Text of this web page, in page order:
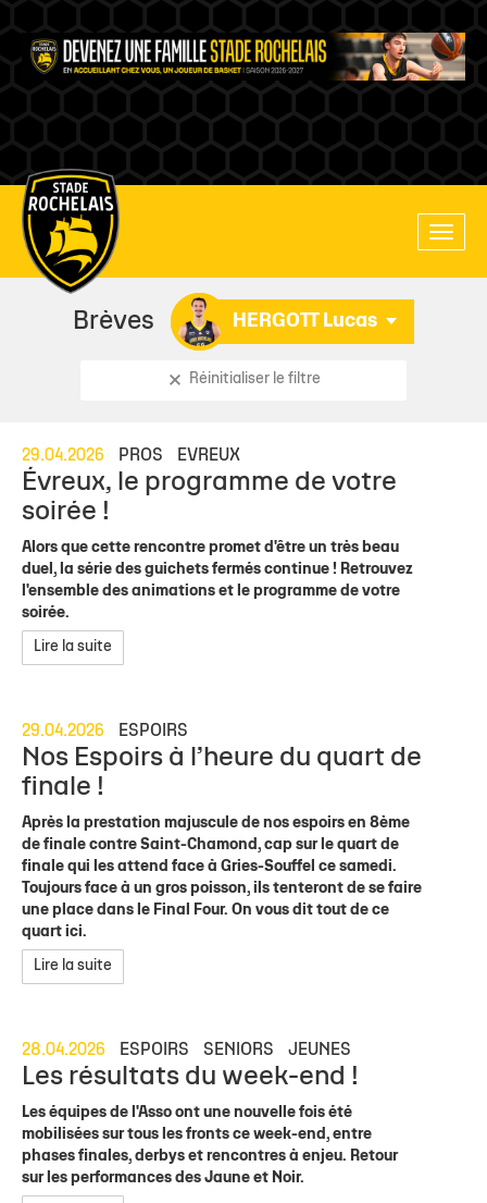
Main
site
navigation
Toggle
Brèves HERGOTT Lucas
Réinitialiser le filtre
29.04.2026 PROS EVREUX
Évreux, le programme de votre
soirée !
Alors que cette rencontre promet d'être un très beau
duel, la série des guichets fermés continue ! Retrouvez
l'ensemble des animations et le programme de votre
soirée.
Lire la suite
29.04.2026 ESPOIRS
Nos Espoirs à l’heure du quart de
finale !
Après la prestation majuscule de nos espoirs en 8ème
de finale contre Saint-Chamond, cap sur le quart de
finale qui les attend face à Gries-Souffel ce samedi.
Toujours face à un gros poisson, ils tenteront de se faire
une place dans le Final Four. On vous dit tout de ce
quart ici.
Lire la suite
28.04.2026 ESPOIRS SENIORS JEUNES
Les résultats du week-end !
Les équipes de l'Asso ont une nouvelle fois été
mobilisées sur tous les fronts ce week-end, entre
phases finales, derbys et rencontres à enjeu. Retour
sur les performances des Jaune et Noir.